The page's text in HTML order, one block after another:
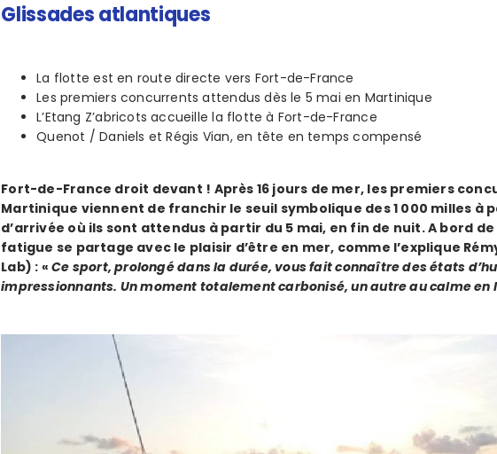
Glissades atlantiques
La flotte est en route directe vers Fort-de-France
Les premiers concurrents attendus dès le 5 mai en Martinique
L’Etang Z’abricots accueille la flotte à Fort-de-France
Quenot / Daniels et Régis Vian, en tête en temps compensé
Fort-de-France droit devant ! Après 16 jours de mer, les premiers
Martinique viennent de franchir le seuil symbolique des 1 000 milles à
d’arrivée où ils sont attendus à partir du 5 mai, en fin de nuit. A bord
fatigue se partage avec le plaisir d’être en mer, comme l’explique
Lab) : «Ce sport, prolongé dans la durée, vous fait connaître des états
impressionnants. Un moment totalement carbonisé, un autre au calme en